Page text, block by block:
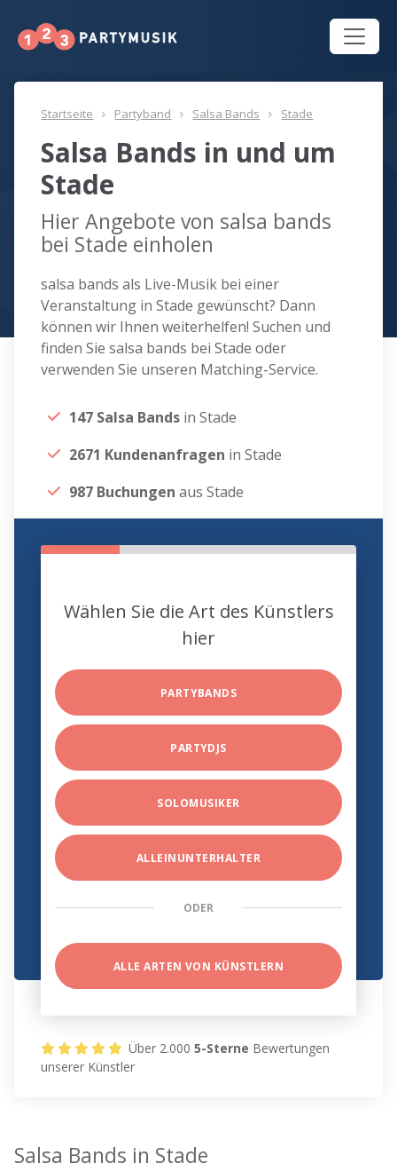
Startseite Partyband Salsa Bands Stade
Salsa Bands in und um
Stade
Hier Angebote von salsa bands
bei Stade einholen
salsa bands als Live-Musik bei einer
Veranstaltung in Stade gewünscht? Dann
können wir Ihnen weiterhelfen! Suchen und
finden Sie salsa bands bei Stade oder
verwenden Sie unseren Matching-Service.
147 Salsa Bands in Stade
2671 Kundenanfragen in Stade
987 Buchungen aus Stade
Wählen Sie die Art des Künstlers
hier
PARTYBANDS
PARTYDJS
SOLOMUSIKER
ALLEINUNTERHALTER
ODER
ALLE ARTEN VON KÜNSTLERN
Über 2.0005-Sterne Bewertungen
unserer Künstler
Salsa Bands in Stade